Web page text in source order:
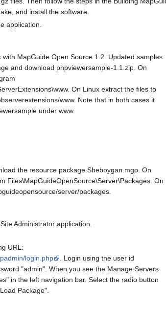
and install the software.
application.
MapGuide Open Source 1.2. Updated samples
and download phpviewersample-1.1.zip. On
On Linux extract the files to
www. Note that in both cases it
under www.
the resource package Sheboygan.mgp. On
Files\MapGuideOpenSource\Server\Packages. On
server/packages.
Administrator application.
URL:
login.php
. Login using the user id
"admin". When you see the Manage Servers
in the left navigation bar. Select the radio button
Package".